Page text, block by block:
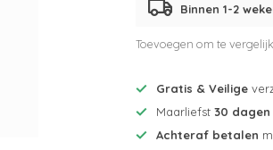
Binnen 1-2
Toevoegen om te
Gratis & Veilige
Maarliefst30 dagen
Achteraf betalen